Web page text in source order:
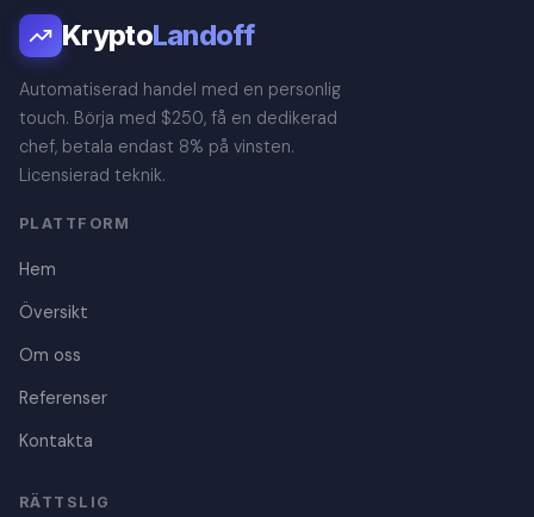
KryptoLandoff
Automatiserad handel med en personlig
touch. Börja med $250, få en dedikerad
chef, betala endast 8% på vinsten.
Licensierad teknik.
PLATTFORM
Hem
Översikt
Om oss
Referenser
Kontakta
RÄTTSLIG